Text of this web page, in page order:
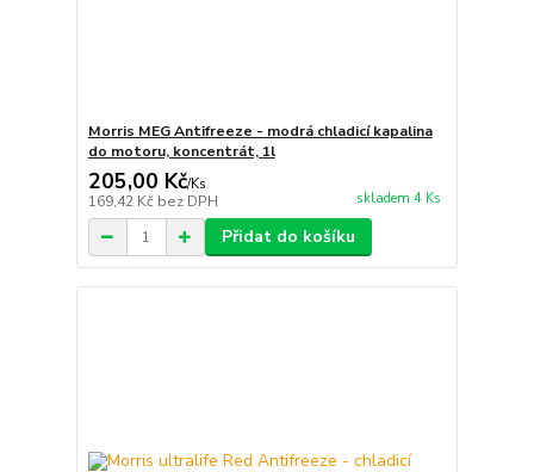
Morris MEG Antifreeze - modrá chladicí kapalina
do motoru, koncentrát, 1l
205,00 Kč/Ks
169,42 Kč bez DPH skladem 4 Ks
Přidat do košíku